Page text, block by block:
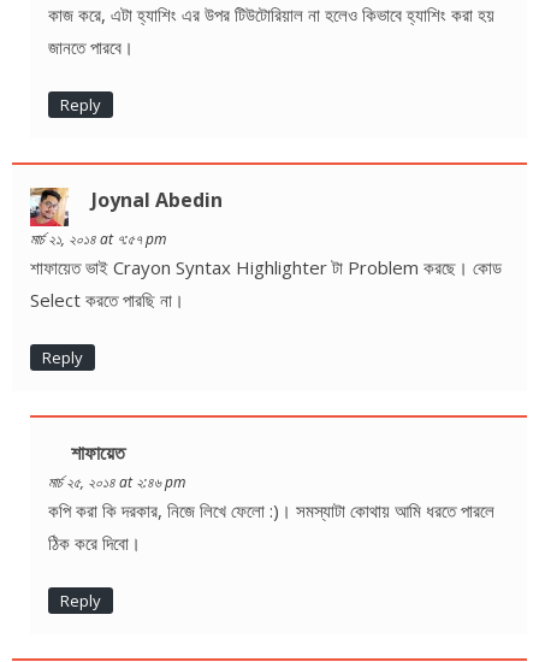
কাজ করে, এটা হ্যাশিং এর উপর টিউটোরিয়াল না হলেও কিভাবে হ্যাশিং করা হয়
জানতে পারবে।
Reply
Joynal Abedin
মার্চ ২১, ২০১৪ at ৭:৫৭ pm
শাফায়েত ভাই Crayon Syntax Highlighter টা Problem করছে। কোড
Select করতে পারছি না।
Reply
শাফায়েত
মার্চ ২৫, ২০১৪ at ২:৪৬ pm
কপি করা কি দরকার, নিজে লিখে ফেলো :)। সমস্যাটা কোথায় আমি ধরতে পারলে
ঠিক করে দিবো।
Reply